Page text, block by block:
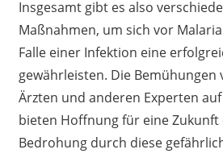
Insgesamt gibt es also
Maßnahmen, um sich vor
Falle einer Infektion eine
gewährleisten. Die Bemühungen
Ärzten und anderen Experten
bieten Hoffnung für eine Zukunft
Bedrohung durch diese